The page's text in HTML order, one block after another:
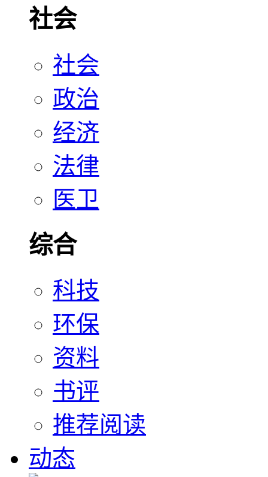
社会
社会
政治
经济
法律
医卫
综合
科技
环保
资料
书评
推荐阅读
动态